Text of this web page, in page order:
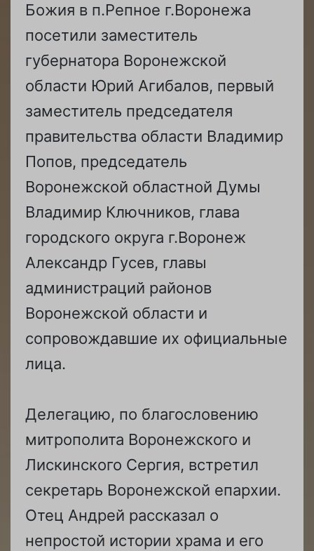
Божия в п.Репное г.Воронежа
посетили заместитель
губернатора Воронежской
области Юрий Агибалов, первый
заместитель председателя
правительства области Владимир
Попов, председатель
Воронежской областной Думы
Владимир Ключников, глава
городского округа г.Воронеж
Александр Гусев, главы
администраций районов
Воронежской области и
сопровождавшие их официальные
лица.
Делегацию, по благословению
митрополита Воронежского и
Лискинского Сергия, встретил
секретарь Воронежской епархии.
Отец Андрей рассказал о
непростой истории храма и его